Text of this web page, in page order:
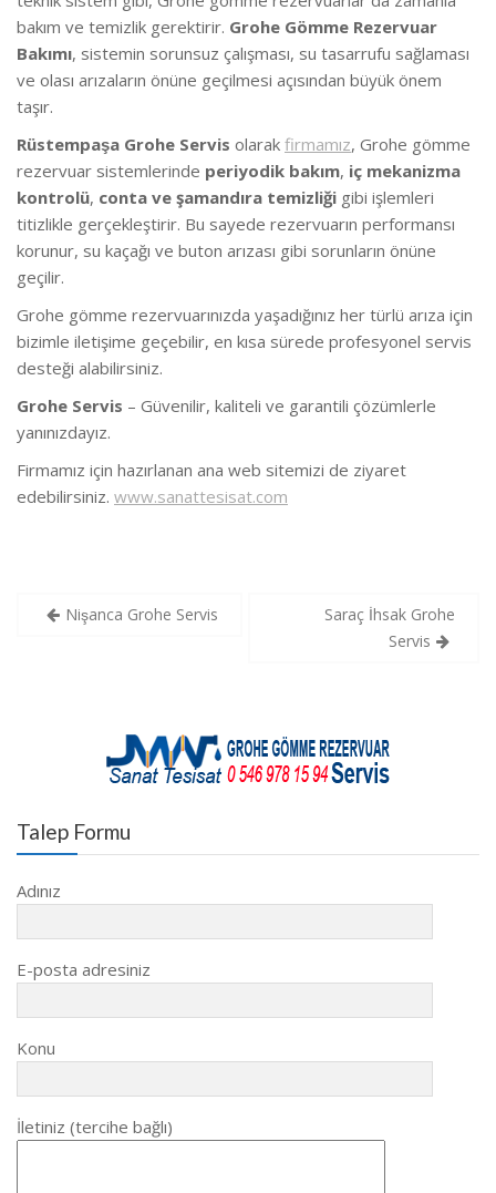
bakım ve temizlik gerektirir. Grohe Gömme Rezervuar
Bakımı, sistemin sorunsuz çalışması, su tasarrufu sağlaması
ve olası arızaların önüne geçilmesi açısından büyük önem
taşır.
Rüstempaşa Grohe Servis olarak firmamız, Grohe gömme
rezervuar sistemlerinde periyodik bakım, iç mekanizma
kontrolü, conta ve şamandıra temizliği gibi işlemleri
titizlikle gerçekleştirir. Bu sayede rezervuarın performansı
korunur, su kaçağı ve buton arızası gibi sorunların önüne
geçilir.
Grohe gömme rezervuarınızda yaşadığınız her türlü arıza için
bizimle iletişime geçebilir, en kısa sürede profesyonel servis
desteği alabilirsiniz.
Grohe Servis – Güvenilir, kaliteli ve garantili çözümlerle
yanınızdayız.
Firmamız için hazırlanan ana web sitemizi de ziyaret
edebilirsiniz. www.sanattesisat.com
YazıNişanca Grohe Servis
Saraç İhsak Grohe
Servis
Talep Formu
Adınız
E-posta adresiniz
Konu
İletiniz (tercihe bağlı)